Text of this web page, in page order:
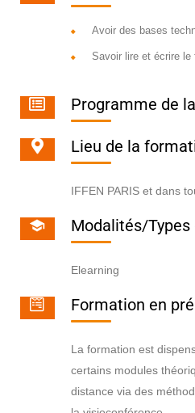
Avoir des bases
Savoir lire et écrire le
Programme de
Lieu de la
IFFEN PARIS et dans
Modalités/
Elearning
Formation en
La formation est
certains modules
distance via des